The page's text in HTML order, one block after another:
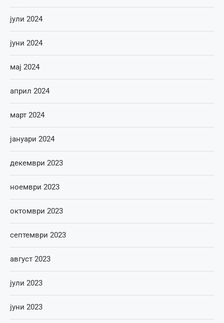
јули 2024
јуни 2024
мај 2024
април 2024
март 2024
јануари 2024
декември 2023
ноември 2023
октомври 2023
септември 2023
август 2023
јули 2023
јуни 2023